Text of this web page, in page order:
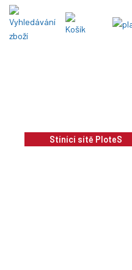
Stínící sítě PloteS